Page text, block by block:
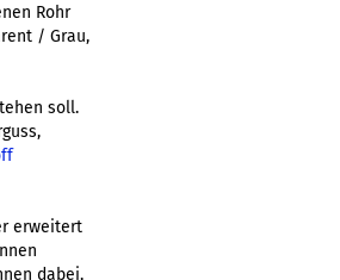
Rohr
/ Grau,
soll.
erweitert
dabei,